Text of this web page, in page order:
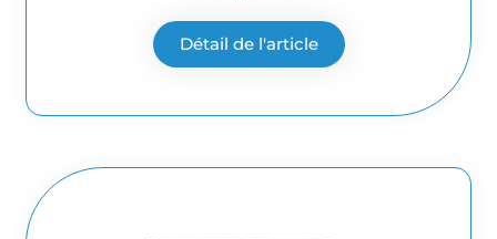
Détail de l'article